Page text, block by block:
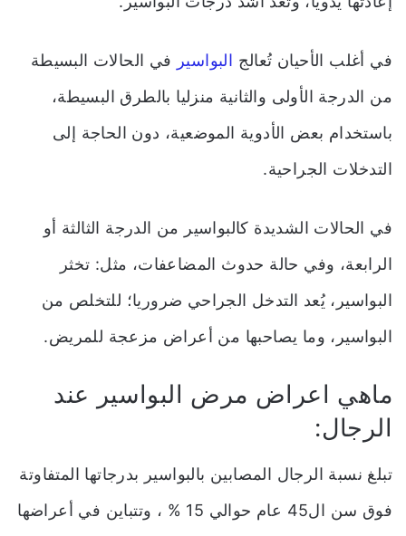
في أغلب الأحيان تُعالج البواسير في الحالات البسيطة
من الدرجة الأولى والثانية منزليا بالطرق البسيطة،
باستخدام بعض الأدوية الموضعية، دون الحاجة إلى
التدخلات الجراحية.
في الحالات الشديدة كالبواسير من الدرجة الثالثة أو
الرابعة، وفي حالة حدوث المضاعفات، مثل: تخثر
البواسير، يُعد التدخل الجراحي ضروريا؛ للتخلص من
البواسير، وما يصاحبها من أعراض مزعجة للمريض.
ماهي اعراض مرض البواسير عند
الرجال:
تبلغ نسبة الرجال المصابين بالبواسير بدرجاتها المتفاوتة
فوق سن ال45 عام حوالي 15 % ، وتتباين في أعراضها